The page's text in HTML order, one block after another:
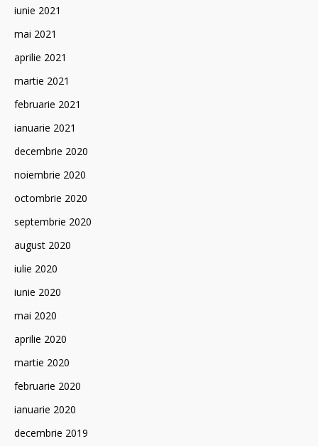
iunie 2021
mai 2021
aprilie 2021
martie 2021
februarie 2021
ianuarie 2021
decembrie 2020
noiembrie 2020
octombrie 2020
septembrie 2020
august 2020
iulie 2020
iunie 2020
mai 2020
aprilie 2020
martie 2020
februarie 2020
ianuarie 2020
decembrie 2019